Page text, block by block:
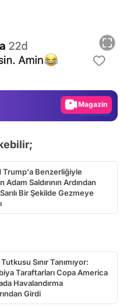
Test
Gündem
Video
Trump'a Benzerliğiyle
Adam Saldırının Ardından
Bir Şekilde Gezmeye
Sınır Tanımıyor:
Taraftarları Copa America
Havalandırma
Girdi